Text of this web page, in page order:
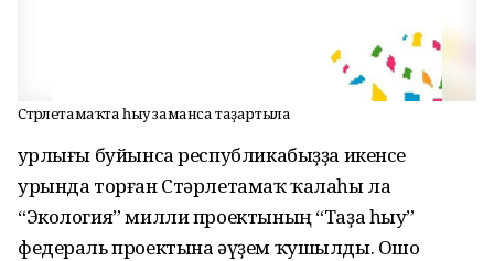
Стәрлетамаҡта һыу заманса таҙартыла
Ҙурлығы буйынса республикабыҙҙа икенсе
урында торған Стәрлетамаҡ ҡалаһы ла
“Экология” милли проектының “Таҙа һыу”
федераль проектына әүҙем ҡушылды. Ошо